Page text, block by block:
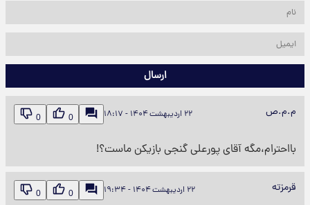
ارسال
م.م.ص ۲۲ اردیبهشت ۱۴۰۴ - ۱۸:۱۷ 0
0
بااحترام،مگه آقای پورعلی گنجی بازیکن ماست؟!
قرمزته ۲۲ اردیبهشت ۱۴۰۴ - ۱۹:۳۴ 0
0